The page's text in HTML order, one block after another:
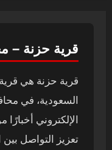
قرية حزنة –
قرية حزنة هي
السعودية، في
الإلكتروني
تعزيز التواصل